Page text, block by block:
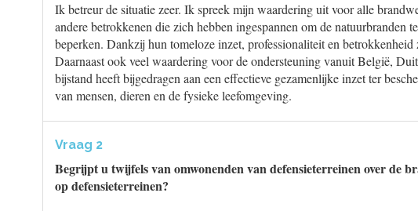
Ik betreur de situatie zeer. Ik spreek mijn waardering uit voor alle
andere betrokkenen die zich hebben ingespannen om de natuurbranden
beperken. Dankzij hun tomeloze inzet, professionaliteit en
Daarnaast ook veel waardering voor de ondersteuning vanuit België,
bijstand heeft bijgedragen aan een effectieve gezamenlijke inzet ter
van mensen, dieren en de fysieke leefomgeving.
Vraag 2
Begrijpt u twijfels van omwonenden van defensieterreinen over de
op defensieterreinen?